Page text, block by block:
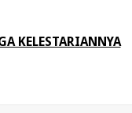
KELESTARIANNYA